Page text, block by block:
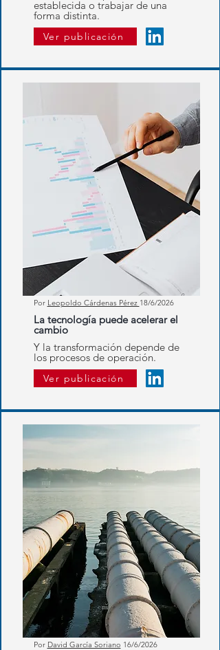
establecida o trabajar de una
forma distinta.
Ver publicación
Por Leopoldo Cárdenas Pérez 18/6/2026
La tecnología puede acelerar el
cambio
Y la transformación depende de
los procesos de operación.
Ver publicación
Por David García Soriano 16/6/2026